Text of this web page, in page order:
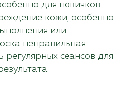
для новичков.
кожи, особенно
или
неправильная.
регулярных сеансов для